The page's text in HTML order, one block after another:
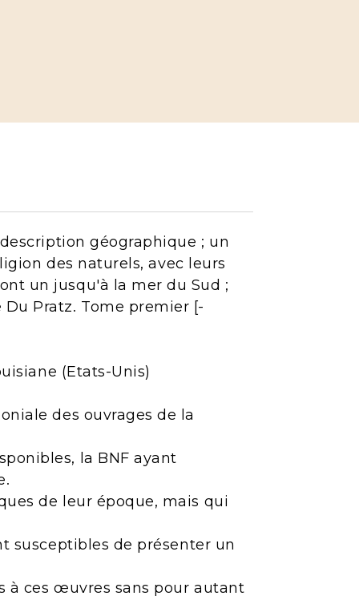
géographique ; un
des naturels, avec leurs
un jusqu'à la mer du Sud ;
Pratz. Tome premier [-
(Etats-Unis)
des ouvrages de la
la BNF ayant
de leur époque, mais qui
susceptibles de présenter un
à ces œuvres sans pour autant